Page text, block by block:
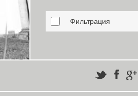
Фильтрация